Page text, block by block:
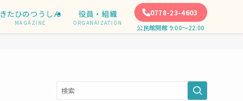
きたひのつうしん
MAGAZINE
役員・組織
ORGANAIZATION
0778-23-4603
公民館開館 9:00〜22:00